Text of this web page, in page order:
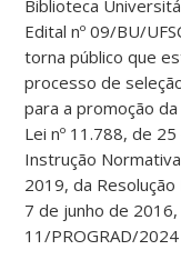
Biblioteca
Edital nº 09/BU/
torna público que
processo de
para a promoção
Lei nº 11.788, de
Instrução
2019, da
7 de junho de
11/PROGRAD/